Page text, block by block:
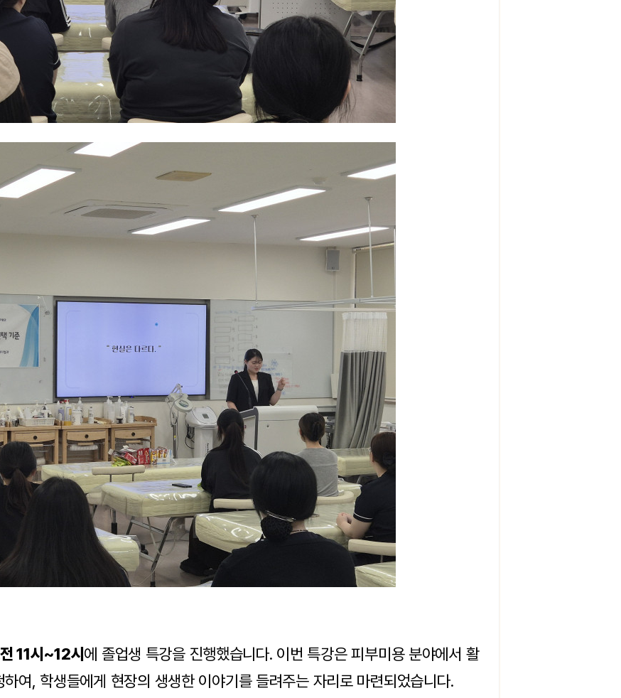
11시~12시 에 졸업생 특강을 진행했습니다. 이번 특강은 피부미용 분야에서 활
여, 학생들에게 현장의 생생한 이야기를 들려주는 자리로 마련되었습니다.